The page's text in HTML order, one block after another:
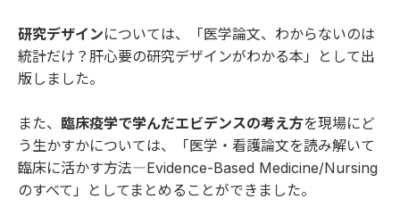
研究デザインについては、「医学論文、わからないのは
統計だけ？肝心要の研究デザインがわかる本 」として出
版しました。
また、 臨床疫学で学んだエビデンスの考え方を現場にど
う生かすかについては、「医学・看護論文を読み解いて
臨床に活かす方法―Evidence-Based Medicine/Nursing
のすべて 」としてまとめることができました。